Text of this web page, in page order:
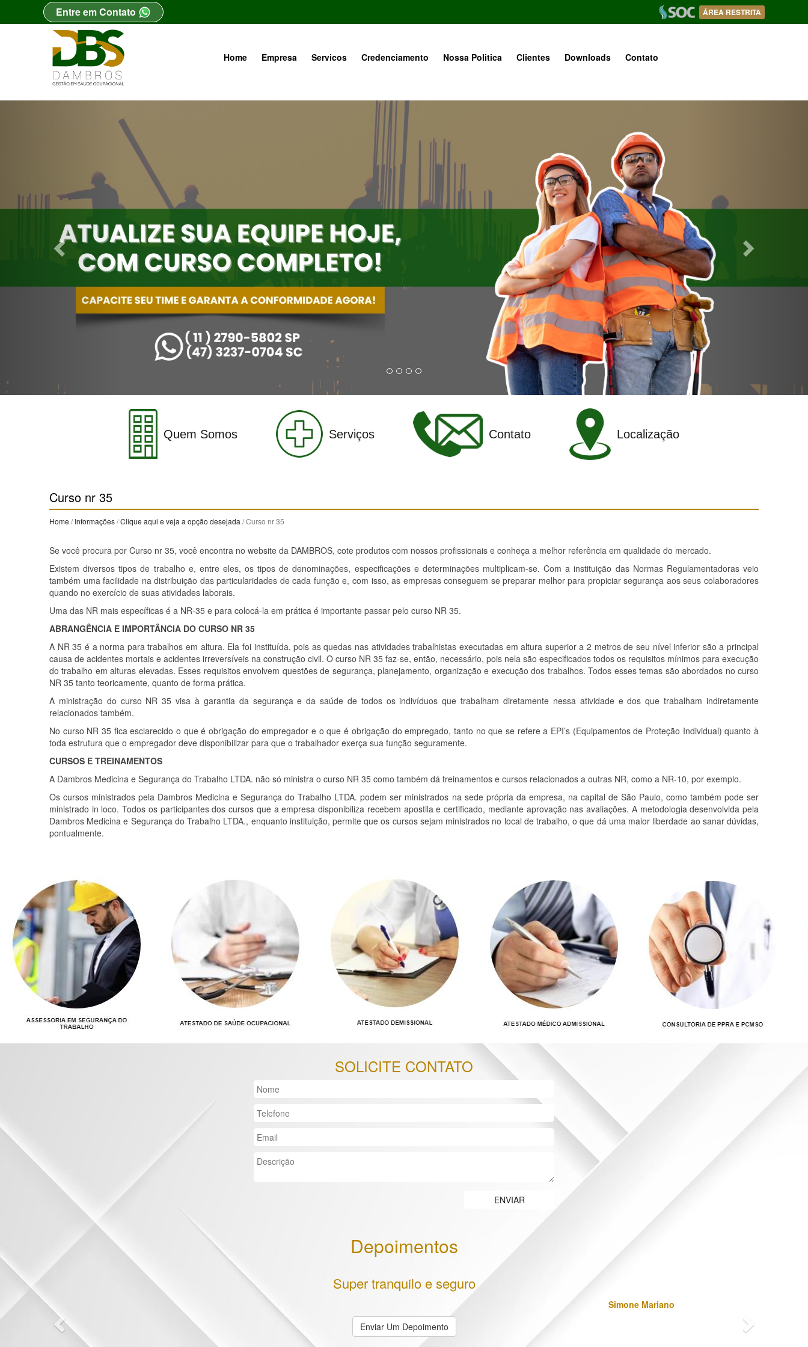
Entre em Contato ÁREA RESTRITA
Home Empresa Servicos Credenciamento Nossa Politica Clientes Downloads Contato
Quem Somos Serviços Contato Localização
Curso nr 35
Home /Informações/Clique aqui e veja a opção desejada / Curso nr 35
Se você procura por Curso nr 35, você encontra no website da DAMBROS, cote produtos com nossos profissionais e conheça a melhor referência em qualidade do mercado.
Existem diversos tipos de trabalho e, entre eles, os tipos de denominações, especificações e determinações multiplicam-se. Com a instituição das Normas Regulamentadoras veio
também uma facilidade na distribuição das particularidades de cada função e, com isso, as empresas conseguem se preparar melhor para propiciar segurança aos seus colaboradores
quando no exercício de suas atividades laborais.
Uma das NR mais específicas é a NR-35 e para colocá-la em prática é importante passar pelo curso NR 35.
ABRANGÊNCIA E IMPORTÂNCIA DO CURSO NR 35
A NR 35 é a norma para trabalhos em altura. Ela foi instituída, pois as quedas nas atividades trabalhistas executadas em altura superior a 2 metros de seu nível inferior são a principal
causa de acidentes mortais e acidentes irreversíveis na construção civil. O curso NR 35 faz-se, então, necessário, pois nela são especificados todos os requisitos mínimos para execução
do trabalho em alturas elevadas. Esses requisitos envolvem questões de segurança, planejamento, organização e execução dos trabalhos. Todos esses temas são abordados no curso
NR 35 tanto teoricamente, quanto de forma prática.
A ministração do curso NR 35 visa à garantia da segurança e da saúde de todos os indivíduos que trabalham diretamente nessa atividade e dos que trabalham indiretamente
relacionados também.
No curso NR 35 fica esclarecido o que é obrigação do empregador e o que é obrigação do empregado, tanto no que se refere a EPI’s (Equipamentos de Proteção Individual) quanto à
toda estrutura que o empregador deve disponibilizar para que o trabalhador exerça sua função seguramente.
CURSOS E TREINAMENTOS
A Dambros Medicina e Segurança do Trabalho LTDA. não só ministra o curso NR 35 como também dá treinamentos e cursos relacionados a outras NR, como a NR-10, por exemplo.
Os cursos ministrados pela Dambros Medicina e Segurança do Trabalho LTDA. podem ser ministrados na sede própria da empresa, na capital de São Paulo, como também pode ser
ministrado in loco. Todos os participantes dos cursos que a empresa disponibiliza recebem apostila e certificado, mediante aprovação nas avaliações. A metodologia desenvolvida pela
Dambros Medicina e Segurança do Trabalho LTDA., enquanto instituição, permite que os cursos sejam ministrados no local de trabalho, o que dá uma maior liberdade ao sanar dúvidas,
pontualmente.
SOLICITE CONTATO
Depoimentos
Super tranquilo e seguro
Simone Mariano
Enviar Um Depoimento